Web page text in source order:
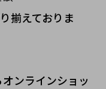
揃えておりま
ンラインショッ